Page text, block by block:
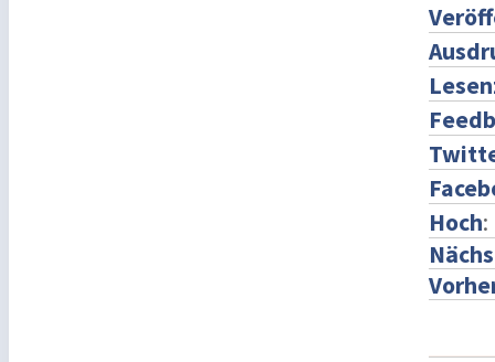
Hoch: